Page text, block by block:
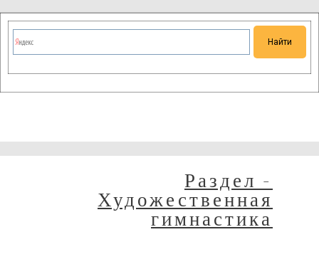
Раздел -
Художественная
гимнастика